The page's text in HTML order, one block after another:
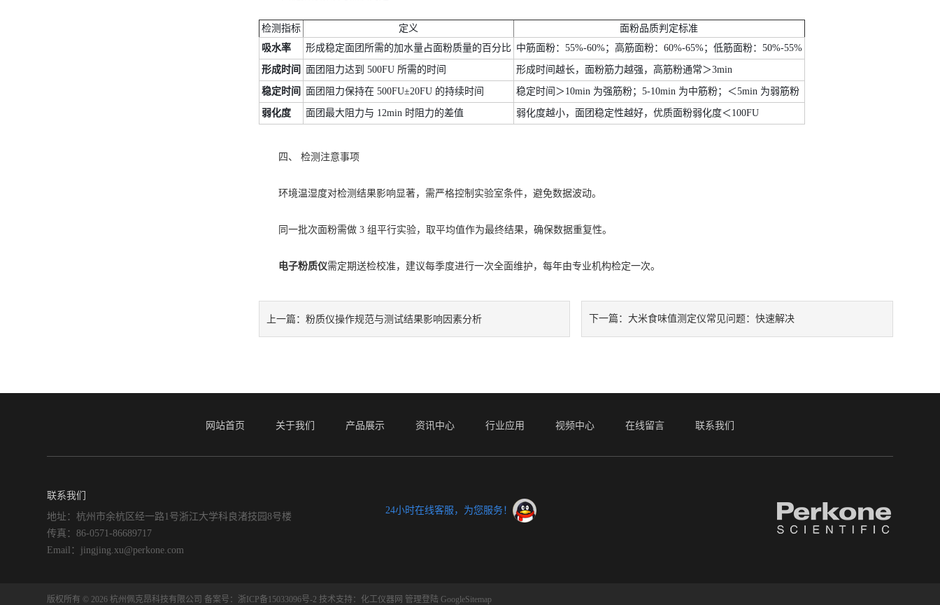
检测指标 定义
面粉品质判定标准
吸水率
形成稳定面团所需的加水量占面粉质量的百分比 中筋面粉：55%-60%；高筋面粉：60%-65%；低筋面粉：50%-55%
形成时间 面团阻力达到 500FU 所需的时间 形成时间越长，面粉筋力越强，高筋粉通常＞3min
稳定时间 面团阻力保持在 500FU±20FU 的持续时间 稳定时间＞10min 为强筋粉；5-10min 为中筋粉；＜5min 为弱筋粉
弱化度 面团最大阻力与 12min 时阻力的差值 弱化度越小，面团稳定性越好，优质面粉弱化度＜100FU
四、 检测注意事项
环境温湿度对检测结果影响显著，需严格控制实验室条件，避免数据波动。
同一批次面粉需做 3 组平行实验，取平均值作为最终结果，确保数据重复性。
电子粉质仪需定期送检校准，建议每季度进行一次全面维护，每年由专业机构检定一次。
上一篇： 粉质仪操作规范与测试结果影响因素分析 下一篇：大米食味值测定仪常见问题：快速解决
网站首页 关于我们 产品展示 资讯中心 行业应用 视频中心 在线留言 联系我们
联系我们
地址：杭州市余杭区经一路1号浙江大学科良渚技园8号楼
传真：86-0571-86689717
Email：jingjing.xu@perkone.com
24小时在线客服，为您服务！
版权所有 © 2026 杭州佩克昂科技有限公司 备案号：浙ICP备15033096号-2 技术支持： 化工仪器网 管理登陆 GoogleSitemap